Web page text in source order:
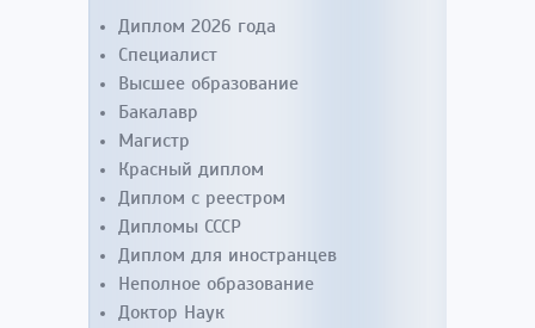
Диплом 2026 года
Специалист
Высшее образование
Бакалавр
Магистр
Красный диплом
Диплом с реестром
Дипломы СССР
Диплом для иностранцев
Неполное образование
Доктор Наук